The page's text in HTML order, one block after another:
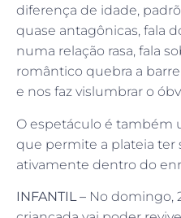
diferença de idade,
quase antagônicas, fala
numa relação rasa, fala
romântico quebra a
e nos faz vislumbrar o
O espetáculo é também
que permite a plateia ter
ativamente dentro do
INFANTIL – No domingo,